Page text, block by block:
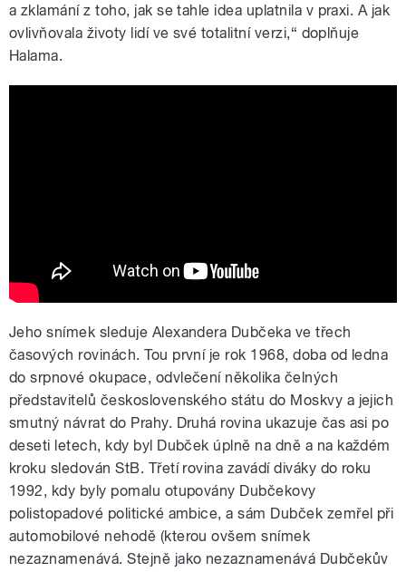
a zklamání z toho, jak se tahle idea uplatnila v praxi. A jak
ovlivňovala životy lidí ve své totalitní verzi,“ doplňuje
Halama.
Jeho snímek sleduje Alexandera Dubčeka ve třech
časových rovinách. Tou první je rok 1968, doba od ledna
do srpnové okupace, odvlečení několika čelných
představitelů československého státu do Moskvy a jejich
smutný návrat do Prahy. Druhá rovina ukazuje čas asi po
deseti letech, kdy byl Dubček úplně na dně a na každém
kroku sledován StB. Třetí rovina zavádí diváky do roku
1992, kdy byly pomalu otupovány Dubčekovy
polistopadové politické ambice, a sám Dubček zemřel při
automobilové nehodě (kterou ovšem snímek
nezaznamenává. Stejně jako nezaznamenává Dubčekův